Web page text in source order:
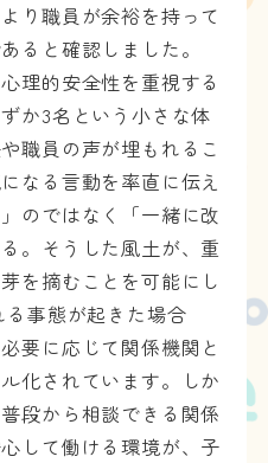
り職員が余裕を持って
ると確認しました。
理的安全性を重視する
か3名という小さな体
職員の声が埋もれるこ
なる言動を率直に伝え
のではなく「一緒に改
。そうした風土が、重
を摘むことを可能にし
事態が起きた場合
要に応じて関係機関と
化されています。しか
段から相談できる関係
して働ける環境が、子